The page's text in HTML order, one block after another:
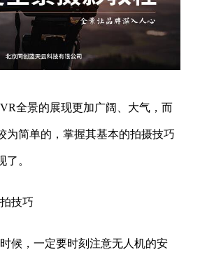
全景的展现更加广阔、大气，而
为简单的，掌握其基本的拍摄技巧
了。
技巧
候，一定要时刻注意无人机的安